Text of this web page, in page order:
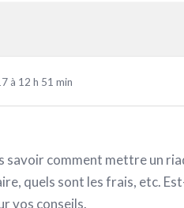
à 12 h 51 min
savoir comment mettre un
quels sont les frais, etc.
vos conseils.